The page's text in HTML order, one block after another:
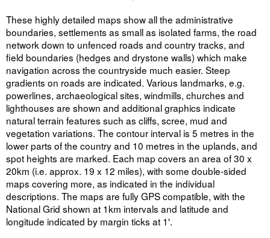
These highly detailed maps show all the administrative
boundaries, settlements as small as isolated farms, the road
network down to unfenced roads and country tracks, and
field boundaries (hedges and drystone walls) which make
navigation across the countryside much easier. Steep
gradients on roads are indicated. Various landmarks, e.g.
powerlines, archaeological sites, windmills, churches and
lighthouses are shown and additional graphics indicate
natural terrain features such as cliffs, scree, mud and
vegetation variations. The contour interval is 5 metres in the
lower parts of the country and 10 metres in the uplands, and
spot heights are marked. Each map covers an area of 30 x
20km (i.e. approx. 19 x 12 miles), with some double-sided
maps covering more, as indicated in the individual
descriptions. The maps are fully GPS compatible, with the
National Grid shown at 1km intervals and latitude and
longitude indicated by margin ticks at 1'.